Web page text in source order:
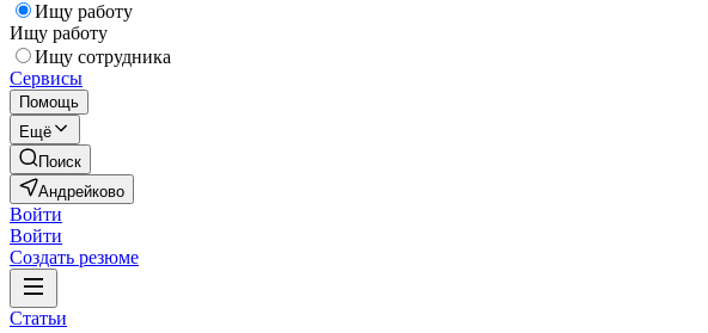
Ищу работу
Ищу работу
Ищу сотрудника
Сервисы
Помощь
Ещё
Поиск
Андрейково
Войти
Войти
Создать резюме
Статьи